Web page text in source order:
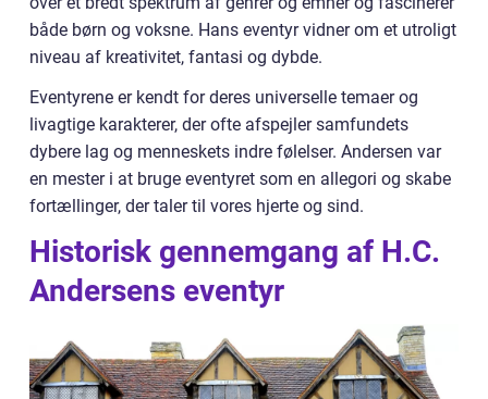
både børn og voksne. Hans eventyr vidner om et utroligt
niveau af kreativitet, fantasi og dybde.
Eventyrene er kendt for deres universelle temaer og
livagtige karakterer, der ofte afspejler samfundets
dybere lag og menneskets indre følelser. Andersen var
en mester i at bruge eventyret som en allegori og skabe
fortællinger, der taler til vores hjerte og sind.
Historisk gennemgang af H.C.
Andersens eventyr